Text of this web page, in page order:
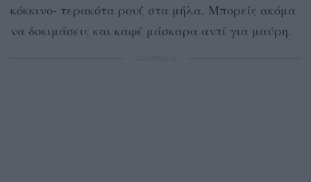
κόκκινο- τερακότα ρουζ στα μήλα. Μπορείς ακόμα
να δοκιμάσεις και καφέ μάσκαρα αντί για μαύρη.